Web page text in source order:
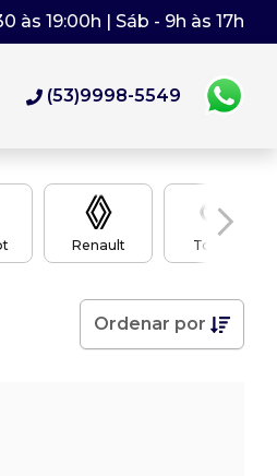
às 19:00h | Sáb - 9h às 17h
(53)9998-5549
Renault Toyota
Ordenar por